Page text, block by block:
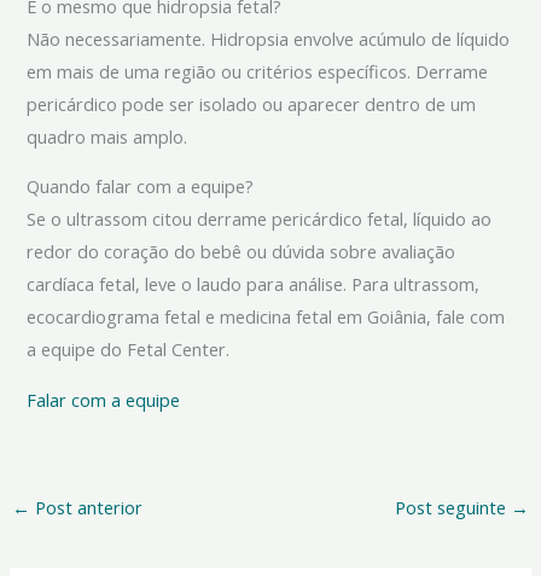
É o mesmo que hidropsia fetal?
Não necessariamente. Hidropsia envolve acúmulo de líquido
em mais de uma região ou critérios específicos. Derrame
pericárdico pode ser isolado ou aparecer dentro de um
quadro mais amplo.
Quando falar com a equipe?
Se o ultrassom citou derrame pericárdico fetal, líquido ao
redor do coração do bebê ou dúvida sobre avaliação
cardíaca fetal, leve o laudo para análise. Para ultrassom,
ecocardiograma fetal e medicina fetal em Goiânia, fale com
a equipe do Fetal Center.
Falar com a equipe
← Post anterior Post seguinte →